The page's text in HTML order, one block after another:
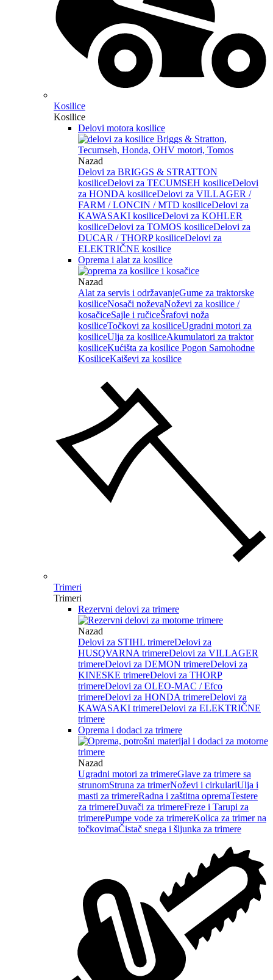
Kosilice
Kosilice
Delovi motora kosilice
Nazad
Delovi za BRIGGS & STRATTON
kosiliceDelovi za TECUMSEH kosiliceDelovi
za HONDA kosiliceDelovi za VILLAGER /
FARM / LONCIN / MTD kosiliceDelovi za
KAWASAKI kosiliceDelovi za KOHLER
kosiliceDelovi za TOMOS kosiliceDelovi za
DUCAR / THORP kosiliceDelovi za
ELEKTRIČNE kosilice
Oprema i alat za kosilice
Nazad
Alat za servis i održavanjeGume za traktorske
kosiliceNosači noževaNoževi za kosilice /
kosačiceSajle i ručiceŠrafovi noža
kosiliceTočkovi za kosiliceUgradni motori za
kosiliceUlja za kosiliceAkumulatori za traktor
kosiliceKućišta za kosilice Pogon Samohodne
KosiliceKaiševi za kosilice
Trimeri
Trimeri
Rezervni delovi za trimere
Nazad
Delovi za STIHL trimereDelovi za
HUSQVARNA trimereDelovi za VILLAGER
trimereDelovi za DEMON trimereDelovi za
KINESKE trimereDelovi za THORP
trimereDelovi za OLEO-MAC / Efco
trimereDelovi za HONDA trimereDelovi za
KAWASAKI trimereDelovi za ELEKTRIČNE
trimere
Oprema i dodaci za trimere
Nazad
Ugradni motori za trimereGlave za trimere sa
strunomStruna za trimerNoževi i cirkulariUlja i
masti za trimereRadna i zaštitna opremaTestere
za trimereDuvači za trimereFreze i Tarupi za
trimerePumpe vode za trimereKolica za trimer na
točkovimaČistač snega i šljunka za trimere